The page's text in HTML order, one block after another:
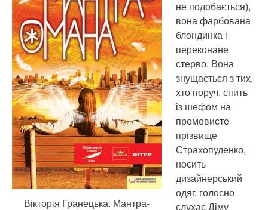
Вікторія Гранецька. Мантра-
не подобається),
вона фарбована
блондинка і
переконане
стерво. Вона
знущається з тих,
хто поруч, спить
із шефом на
промовисте
прізвище
Страхопуденко,
носить
дизайнерський
одяг, голосно
слухає Діму